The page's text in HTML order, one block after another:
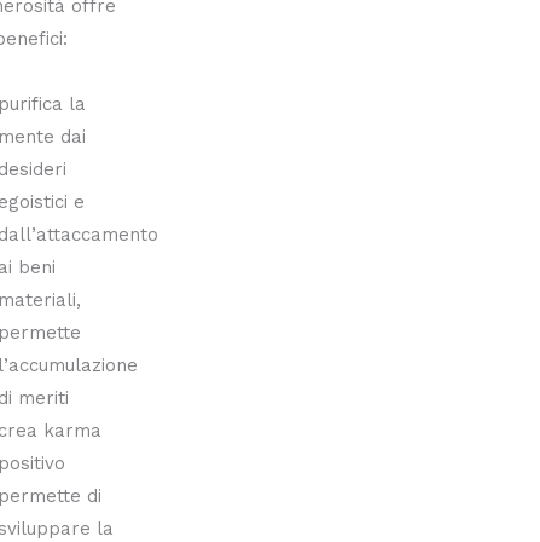
offre
purifica la
mente dai
desideri
egoistici e
dall’attaccamento
ai beni
materiali,
permette
l’accumulazione
di meriti
crea karma
positivo
permette di
la